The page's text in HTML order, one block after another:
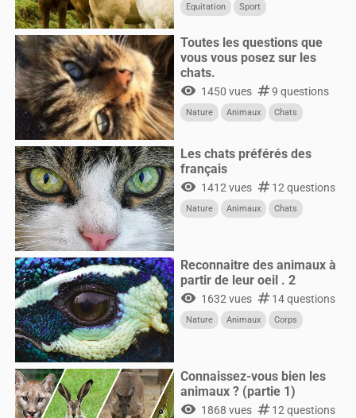
Equitation
Sport
Toutes les questions que
vous vous posez sur les
chats.
visibility 1450 vues numbers9 questions
Nature Animaux Chats
Les chats préférés des
français
visibility 1412 vues numbers12 questions
Nature Animaux Chats
Reconnaitre des animaux à
partir de leur oeil . 2
visibility 1632 vues numbers14 questions
Nature Animaux Corps
Connaissez-vous bien les
animaux ? (partie 1)
visibility 1868 vues numbers12 questions